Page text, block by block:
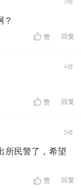
3楼
？
赞 回复
4楼
赞 回复
5楼
所民警了，希望
赞 回复